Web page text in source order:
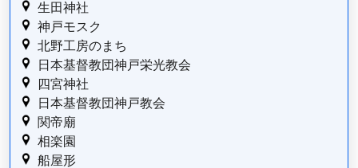
生田神社
神戸モスク
北野工房のまち
日本基督教団神戸栄光教会
四宮神社
日本基督教団神戸教会
関帝廟
相楽園
船屋形